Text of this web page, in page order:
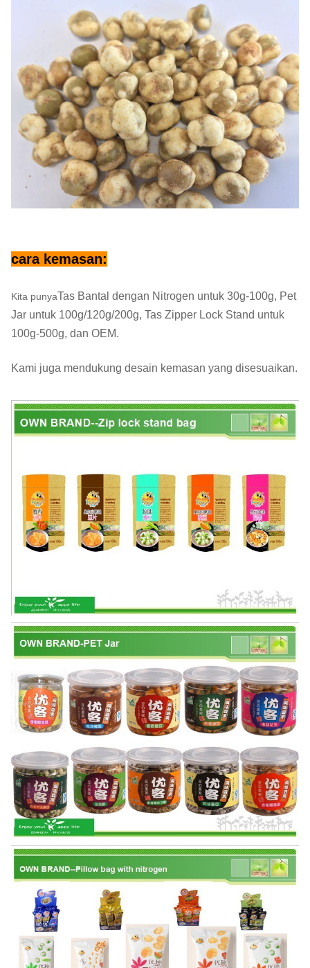
pembayaran:
T/T,L/C
sampel: Tersedia
Dokumen:
1. Surat Keterangan Asal.2. Sertifikat
Fitosanitasi 3. Sertifikat Kesehatan 4.
Sertifikat Analisis Mikrobiologi 5. Deskripsi
Bahan 6. INVOICE KOMERSIAL 7.
DAFTAR PACKING 8. bill of lading (B/L)
sekitar 400
cara kemasan:
Kita punyaTas Bantal dengan Nitrogen untuk 30g-100g, Pet
Jar untuk 100g/120g/200g, Tas Zipper Lock Stand untuk
100g-500g, dan OEM.
Kami juga mendukung desain kemasan yang disesuaikan.